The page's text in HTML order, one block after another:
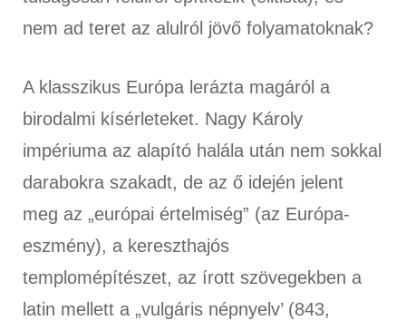
nem ad teret az alulról jövő folyamatoknak?
A klasszikus Európa lerázta magáról a
birodalmi kísérleteket. Nagy Károly
impériuma az alapító halála után nem sokkal
darabokra szakadt, de az ő idején jelent
meg az „európai értelmiség” (az Európa-
eszmény), a kereszthajós
templomépítészet, az írott szövegekben a
latin mellett a „vulgáris népnyelv’ (843,